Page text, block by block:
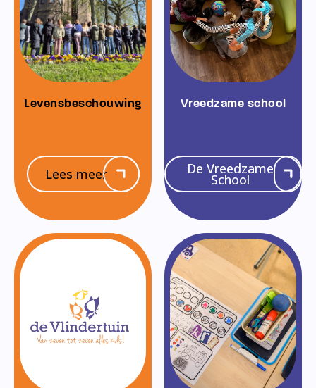
Levensbeschouwing
Lees meer
Vreedzame school
De Vreedzame
School